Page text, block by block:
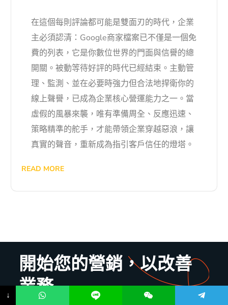
在這個每則評論都可能是雙面刃的時代，企業
主必須認清：Google商家檔案已不僅是一個免
費的列表，它是你數位世界的門面與信譽的總
開關。被動等待好評的時代已經結束。主動管
理、監測、並在必要時強力但合法地捍衛你的
線上聲譽，已成為企業核心營運能力之一。當
虛假的風暴來襲，唯有準備周全、反應迅速、
策略精準的舵手，才能帶領企業穿越惡浪，讓
真實的聲音，重新成為指引客戶信任的燈塔。
READ MORE
開始您的營銷，以改善
業務
↓